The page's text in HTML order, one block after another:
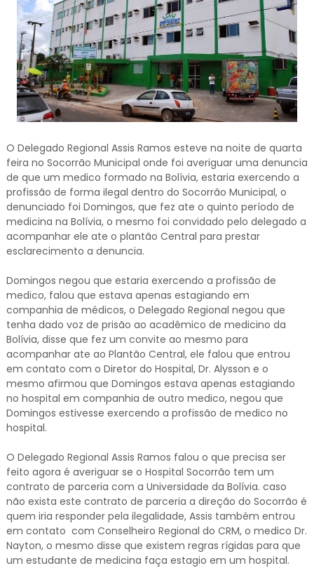
O Delegado Regional Assis Ramos esteve na noite de quarta
feira no Socorrão Municipal onde foi averiguar uma denuncia
de que um medico formado na Bolívia, estaria exercendo a
profissão de forma ilegal dentro do Socorrão Municipal, o
denunciado foi Domingos, que fez ate o quinto período de
medicina na Bolívia, o mesmo foi convidado pelo delegado a
acompanhar ele ate o plantão Central para prestar
esclarecimento a denuncia.
Domingos negou que estaria exercendo a profissão de
medico, falou que estava apenas estagiando em
companhia de médicos, o Delegado Regional negou que
tenha dado voz de prisão ao acadêmico de medicino da
Bolívia, disse que fez um convite ao mesmo para
acompanhar ate ao Plantão Central, ele falou que entrou
em contato com o Diretor do Hospital, Dr. Alysson e o
mesmo afirmou que Domingos estava apenas estagiando
no hospital em companhia de outro medico, negou que
Domingos estivesse exercendo a profissão de medico no
hospital.
O Delegado Regional Assis Ramos falou o que precisa ser
feito agora é averiguar se o Hospital Socorrão tem um
contrato de parceria com a Universidade da Bolívia. caso
não exista este contrato de parceria a direção do Socorrão é
quem iria responder pela ilegalidade, Assis também entrou
em contato com Conselheiro Regional do CRM, o medico Dr.
Nayton, o mesmo disse que existem regras rígidas para que
um estudante de medicina faça estagio em um hospital.